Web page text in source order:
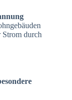
Strom durch